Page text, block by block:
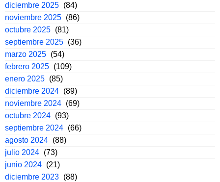
diciembre 2025 (84)
noviembre 2025 (86)
octubre 2025 (81)
septiembre 2025 (36)
marzo 2025 (54)
febrero 2025 (109)
enero 2025 (85)
diciembre 2024 (89)
noviembre 2024 (69)
octubre 2024 (93)
septiembre 2024 (66)
agosto 2024 (88)
julio 2024 (73)
junio 2024 (21)
diciembre 2023 (88)